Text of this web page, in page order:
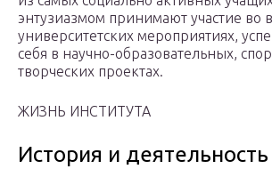
энтузиазмом принимают участие во
университетских мероприятиях,
себя в научно-образовательных,
творческих проектах.
ЖИЗНЬ ИНСТИТУТА
История и